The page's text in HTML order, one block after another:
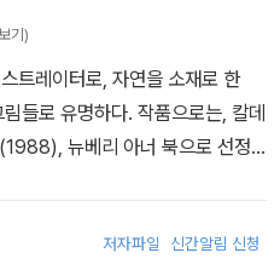
기)
트레이터로, 자연을 소재로 한
들로 유명하다. 작품으로는, 칼데
뉴베리 아너 북으로 선정
저자파일 신간알림 신청